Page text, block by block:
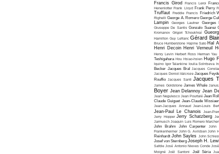
Francis Girod Francis Leroi
Henenlotter Frank Lloyd Frank Perry
Truffaut Freddie Francis Friedrich
Righelli George A. Romero George
Lampin Georges Lautner
Georges
Giuseppe De Santis Gonzalo Suarez
Kromanov Grigori Tchoukhraï
Hamilton Guy Lefranc Gérard
Bruce Humberstone Hajime Sato Hal
Henri Decoin Henri Verneuil
Henry Levin Herbert Ross Herman Yau
Teshigahara Hou Hsiao-hsien Hugo
Iquino Igor Talankine Ioulia Solntseva
Becker Jacques Bral Jacques
Jacques Doniol-Valcroze Jacques
Rouffio Jacques Santi Jacques
James Goldstone James Whale
Boyer Jean Delannoy Jean
Jean Negulesco Jean Pourtalé Jean
Claude Guiguet Jean-Claude
Jean-Jacques Annaud Jean-Louis
Jean-Paul Le Chanois
Jean-
Jerry Hopper Jerry Schatzberg
Jarmusch Joaquin Luis Romero
John Brahm
John Carpenter
John
Frankenheimer John G. Avildsen John
Reinhardt John Sayles John
Josef von Sternberg Joseph H.
Safdie José Antonio Nieves Conde
Moigné Joël Santoni Joël Séria